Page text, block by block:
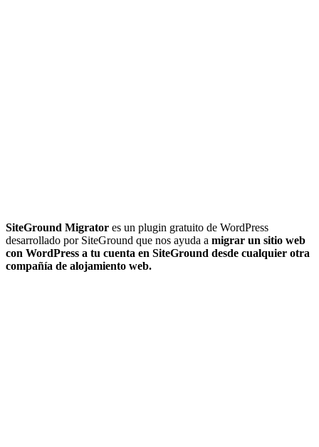
SiteGround Migrator es un plugin gratuito de WordPress
desarrollado por SiteGround que nos ayuda a migrar un sitio web
con WordPress a tu cuenta en SiteGround desde cualquier otra
compañía de alojamiento web.